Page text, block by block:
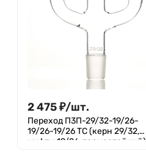
2 475₽/шт.
Переход П3П-29/32-19/26-
19/26-19/26 ТС (керн 29/32,
муфты 19/26, термостойкий)